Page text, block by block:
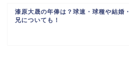
漆原大晟の年俸は？球速・球種や結婚・
兄についても！